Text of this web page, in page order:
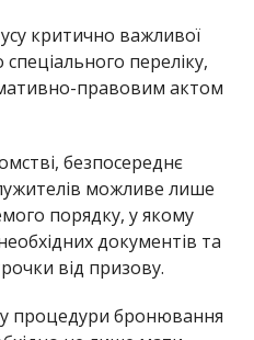
критично важливої
переліку,
правовим актом
безпосереднє
можливе лише
порядку, у якому
документів та
від призову.
процедури бронювання